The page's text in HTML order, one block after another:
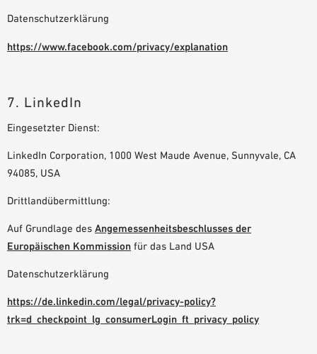
Datenschutzerklärung
https://www.facebook.com/privacy/explanation
7. LinkedIn
Eingesetzter Dienst:
LinkedIn Corporation, 1000 West Maude Avenue, Sunnyvale, CA
94085, USA
Drittlandübermittlung:
Auf Grundlage des Angemessenheitsbeschlusses der
Europäischen Kommission für das Land USA
Datenschutzerklärung
https://de.linkedin.com/legal/privacy-policy?
trk=d_checkpoint_lg_consumerLogin_ft_privacy_policy